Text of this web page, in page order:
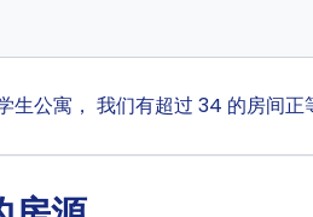
公寓， 我们有超过 34 的房间正